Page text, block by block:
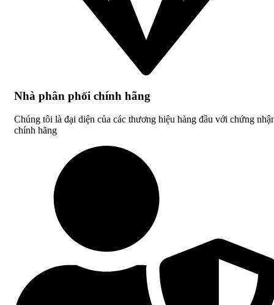
Nhà phân phối chính hãng
Chúng tôi là đại diện của các thương hiệu hàng đầu với chứng
chính hãng